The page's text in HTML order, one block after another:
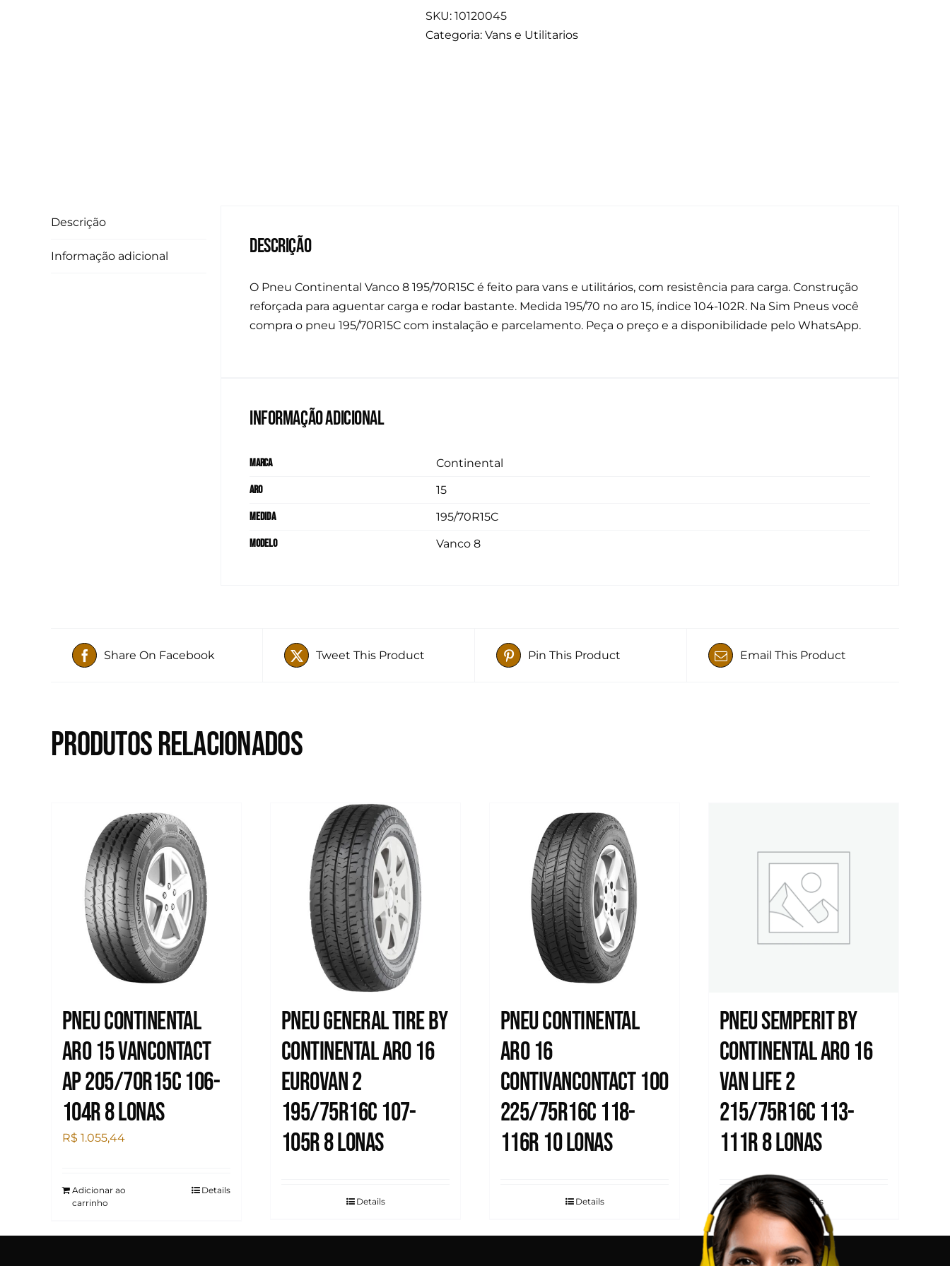
SKU: 10120045
Categoria: Vans e Utilitarios
Descrição
Informação adicional Descrição
O Pneu Continental Vanco 8 195/70R15C é feito para vans e utilitários, com resistência para carga. Construção
reforçada para aguentar carga e rodar bastante. Medida 195/70 no aro 15, índice 104-102R. Na Sim Pneus você
compra o pneu 195/70R15C com instalação e parcelamento. Peça o preço e a disponibilidade pelo WhatsApp.
Informação adicional
Marca
Continental
Aro
15
Medida
195/70R15C
Modelo
Vanco 8
Share On Facebook Tweet This Product Pin This Product Email This Product
Produtos relacionados
Pneu Continental
Aro 15 Vancontact
Ap 205/70R15C 106-
104R 8 Lonas
R$ 1.055,44
Adicionar ao
carrinho
Details
Pneu General Tire by
Continental Aro 16
Eurovan 2
195/75R16C 107-
105R 8 Lonas
Details
Pneu Continental
Aro 16
Contivancontact 100
225/75R16C 118-
116R 10 Lonas
Details
Pneu Semperit by
Continental Aro 16
Van Life 2
215/75R16C 113-
111R 8 Lonas
Details